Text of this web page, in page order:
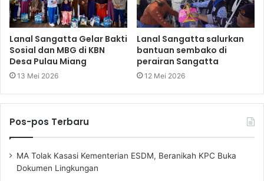
Lanal Sangatta Gelar Bakti
Sosial dan MBG di KBN
Desa Pulau Miang
13 Mei 2026
Lanal Sangatta salurkan
bantuan sembako di
perairan Sangatta
12 Mei 2026
Pos-pos Terbaru
MA Tolak Kasasi Kementerian ESDM, Beranikah KPC Buka
Dokumen Lingkungan